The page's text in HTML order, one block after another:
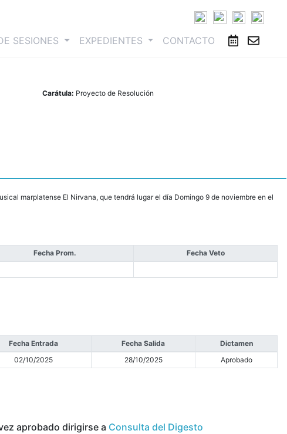
SESIONES EXPEDIENTES CONTACTO
Carátula: Proyecto de Resolución
marplatense El Nirvana, que tendrá lugar el día Domingo 9 de noviembre en el
Fecha Prom.
Fecha Veto
Fecha Entrada Fecha Salida
Dictamen
02/10/2025 28/10/2025 Aprobado
aprobado dirigirse a Consulta del Digesto